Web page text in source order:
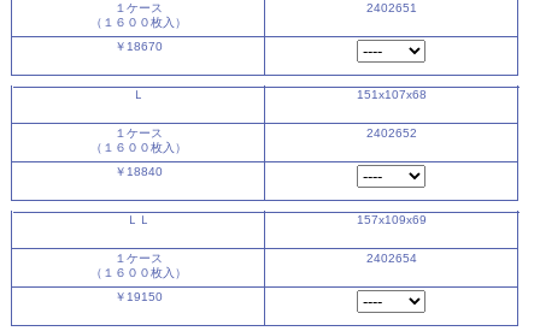
１ケース
（１６００枚入）
2402651
￥18670
Ｌ 151x107x68
１ケース
（１６００枚入）
2402652
￥18840
ＬＬ 157x109x69
１ケース
（１６００枚入）
2402654
￥19150